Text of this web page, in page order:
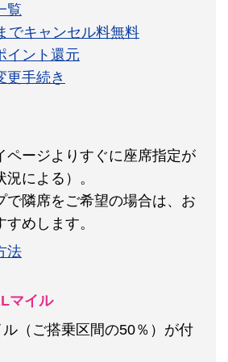
覧
でキャンセル料無料
イント還元
更手続き
ページよりすぐに座席指定が
による）。
で隣席をご希望の場合は、お
めします。
法
マイル
（ご搭乗区間の50％）が付